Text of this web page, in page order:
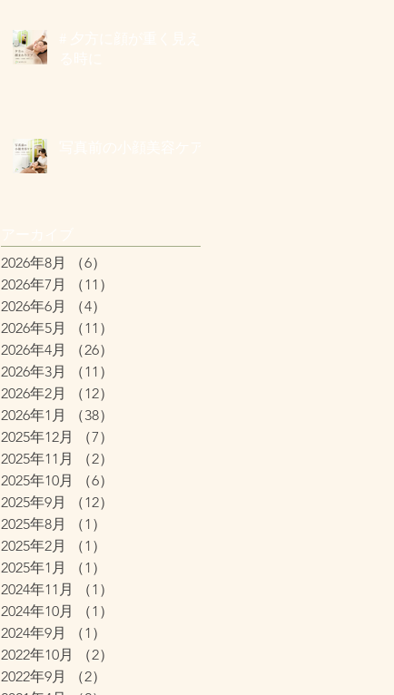
2026年8月 （6）
2026年7月
（11）
2026年6月
（4）
2026年5月
（11）
2026年4月
（26）
2026年3月
（11）
2026年2月
（12）
2026年1月
（38）
2025年12月
（7）
2025年11月
（2）
2025年10月
（6）
2025年9月
（12）
2025年8月
（1）
2025年2月
（1）
2025年1月
（1）
2024年11月
（1）
2024年10月
（1）
2024年9月
（1）
2022年10月
（2）
2022年9月
（2）